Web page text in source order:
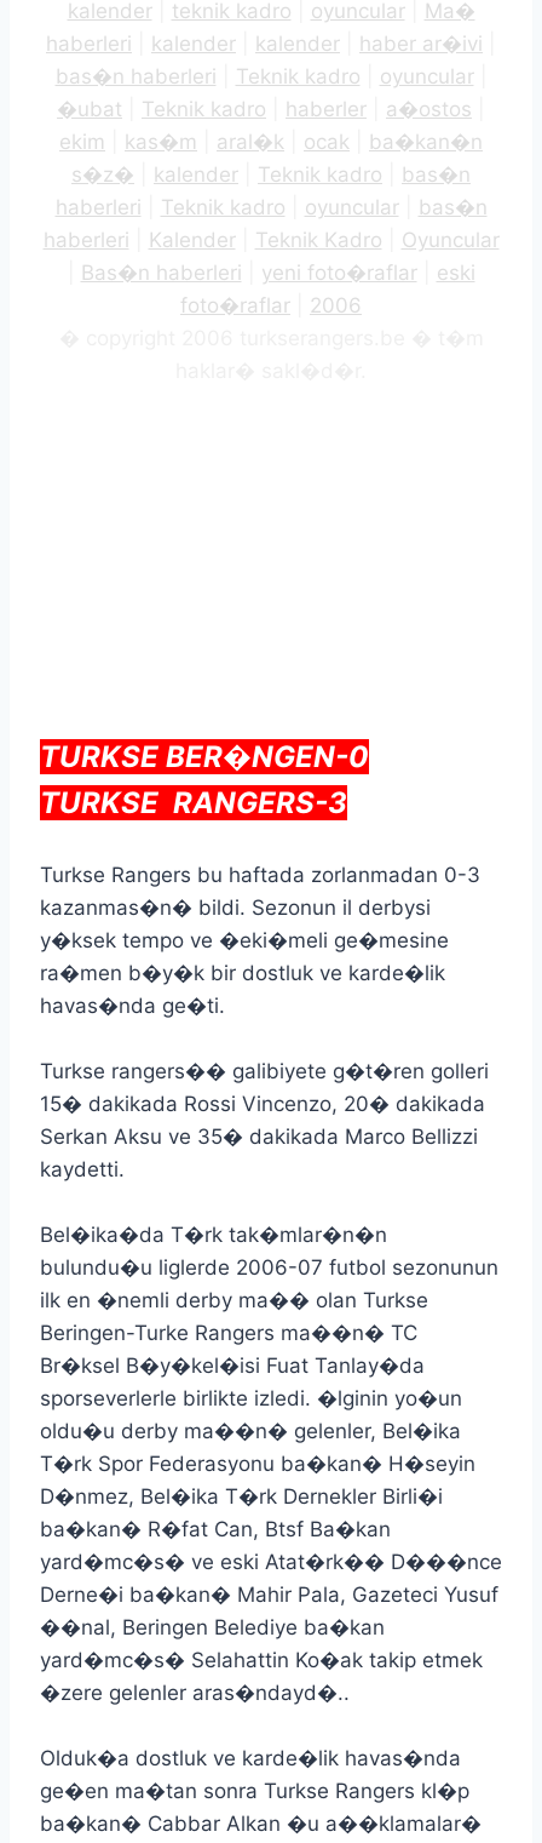
kalender| teknik kadro oyuncular|
Ma�
haberleri
kalender kalender haber ar�ivi
bas�n haberleri
Teknik kadro oyuncular|
�ubat
Teknik kadro haberler a�ostos
ekim
kas�m aral�k ocak
ba�kan�n
s�z�
kalender Teknik kadro
bas�n
haberleri
Teknik kadro oyuncular|
bas�n
haberleri
Kalender| Teknik Kadro
Oyuncular
Bas�n haberleri yeni foto�raflar| eski
foto�raflar
2006
TURKSE BER�NGEN-0
TURKSE RANGERS-3
Turkse Rangers bu haftada zorlanmadan 0-3
kazanmas�n� bildi. Sezonun il derbysi
y�ksek tempo ve �eki�meli ge�mesine
ra�men b�y�k bir dostluk ve karde�lik
havas�nda ge�ti.
Turkse rangers�� galibiyete g�t�ren golleri
15� dakikada Rossi Vincenzo, 20� dakikada
Serkan Aksu ve 35� dakikada Marco Bellizzi
kaydetti.
Bel�ika�da T�rk tak�mlar�n�n
bulundu�u liglerde 2006-07 futbol sezonunun
ilk en �nemli derby ma�� olan Turkse
Beringen-Turke Rangers ma��n� TC
Br�ksel B�y�kel�isi Fuat Tanlay�da
sporseverlerle birlikte izledi. �lginin yo�un
oldu�u derby ma��n� gelenler, Bel�ika
T�rk Spor Federasyonu ba�kan� H�seyin
D�nmez, Bel�ika T�rk Dernekler Birli�i
ba�kan� R�fat Can, Btsf Ba�kan
yard�mc�s� ve eski Atat�rk�� D���nce
Derne�i ba�kan� Mahir Pala, Gazeteci Yusuf
��nal, Beringen Belediye ba�kan
yard�mc�s� Selahattin Ko�ak takip etmek
�zere gelenler aras�ndayd�..
Olduk�a dostluk ve karde�lik havas�nda
ge�en ma�tan sonra Turkse Rangers kl�p
ba�kan� Cabbar Alkan �u a��klamalar�